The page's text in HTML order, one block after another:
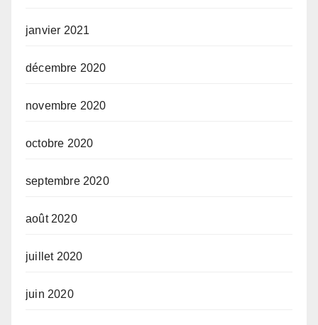
janvier 2021
décembre 2020
novembre 2020
octobre 2020
septembre 2020
août 2020
juillet 2020
juin 2020